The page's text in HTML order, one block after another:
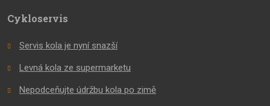
Cykloservis
Servis kola je nyní snazší
Levná kola ze supermarketu
Nepodceňujte údržbu kola po zimě